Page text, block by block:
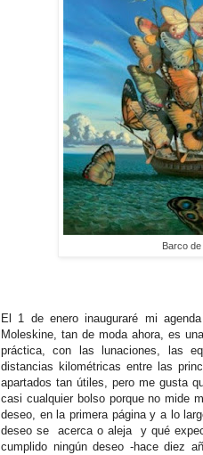
Barco
El 1 de enero inauguraré mi
Moleskine, tan de moda ahora, es
práctica, con las lunaciones, las
distancias kilométricas entre las
apartados tan útiles, pero me gusta
casi cualquier bolso porque no mide
deseo, en la primera página y a lo
deseo se acerca o aleja y qué
cumplido ningún deseo -hace diez